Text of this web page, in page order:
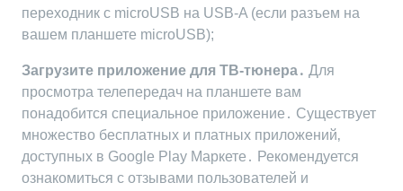
переходник с microUSB на USB-A (если разъем на
вашем планшете microUSB);
Загрузите приложение для ТВ-тюнера․ Для
просмотра телепередач на планшете вам
понадобится специальное приложение․ Существует
множество бесплатных и платных приложений‚
доступных в Google Play Маркете․ Рекомендуется
ознакомиться с отзывами пользователей и